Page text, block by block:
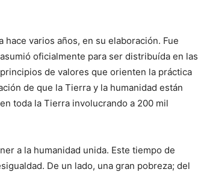
varios años, en su elaboración. Fue
oficialmente para ser distribuída en las
de valores que orienten la práctica
de que la Tierra y la humanidad están
toda la Tierra involucrando a 200 mil
a la humanidad unida. Este tiempo de
De un lado, una gran pobreza; del